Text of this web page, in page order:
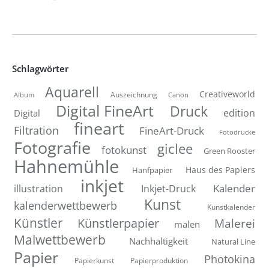
Schlagwörter
Album Aquarell Auszeichnung Canon Creativeworld
Digital Digital FineArt Druck edition
Filtration fineart FineArt-Druck Fotodrucke
Fotografie fotokunst giclee Green Rooster
Hahnemühle Hanfpapier Haus des Papiers
illustration inkjet Inkjet-Druck Kalender
kalenderwettbewerb Kunst Kunstkalender
Künstler Künstlerpapier malen Malerei
Malwettbewerb Nachhaltigkeit Natural Line
Papier Papierkunst Papierproduktion Photokina